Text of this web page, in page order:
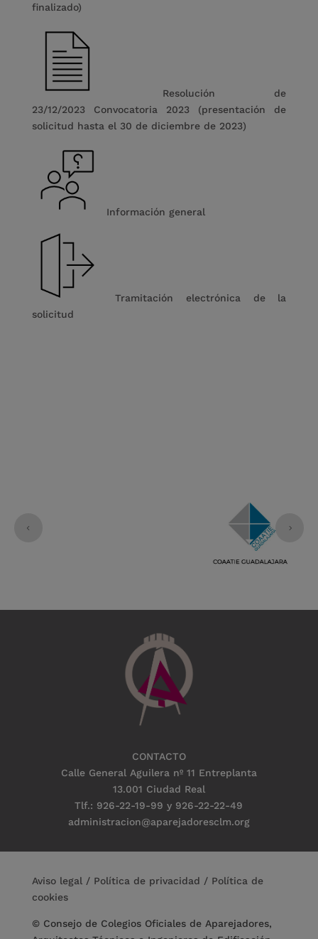
finalizado)
Resolución de
23/12/2023Convocatoria 2023 (presentación de
solicitud hasta el 30 de diciembre de 2023)
Información general
Tramitación electrónica de la
solicitud
CONTACTO
Calle General Aguilera nº 11 Entreplanta
13.001 Ciudad Real
Tlf.: 926-22-19-99 y 926-22-22-49
administracion@aparejadoresclm.org
Aviso legal / Política de privacidad / Política de
cookies
© Consejo de Colegios Oficiales de Aparejadores,